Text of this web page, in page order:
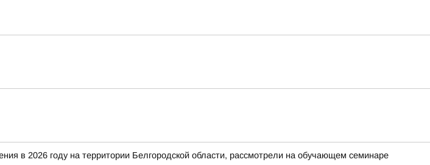
в 2026 году на территории Белгородской области, рассмотрели на обучающем семинаре